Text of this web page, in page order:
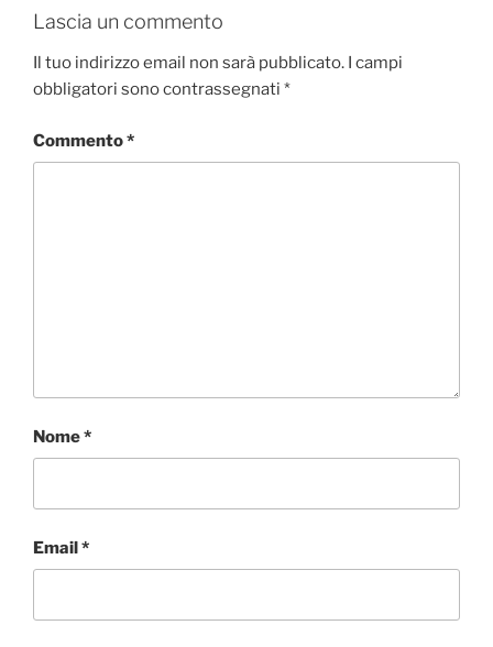
o
k
Lascia un commento
Il tuo indirizzo email non sarà pubblicato. I campi
obbligatori sono contrassegnati *
Commento*
Nome*
Email*